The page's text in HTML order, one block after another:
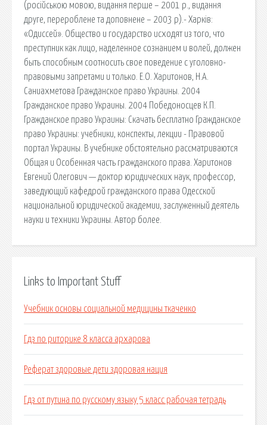
(російською мовою, видання перше – 2001 р., видання
друге, перероблене та доповнене – 2003 р).- Харків:
«Одиссей». Общество и государство исходят из того, что
преступник как лицо, наделенное сознанием и волей, должен
быть способным соотносить свое поведение с уголовно-
правовыми запретами и только. Е.О. Харитонов, Н.А.
Саниахметова Гражданское право Украины. 2004
Гражданское право Украины. 2004 Победоносцев К.П.
Гражданское право Украины: Скачать бесплатно Гражданское
право Украины: учебники, конспекты, лекции - Правовой
портал Украины. В учебнике обстоятельно рассматриваются
Общая и Особенная часть гражданского права. Харитонов
Евгений Олегович — доктор юридических наук, профессор,
заведующий кафедрой гражданского права Одесской
национальной юридической академии, заслуженный деятель
науки и техники Украины. Автор более.
Links to Important Stuff
Учебник основы социальной медицины ткаченко
Гдз по риторике 8 класса архарова
Реферат здоровые дети здоровая нация
Гдз от путина по русскому языку 5 класс рабочая тетрадь